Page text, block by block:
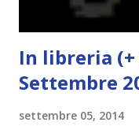
In libreria
Settembre
settembre 05, 2014